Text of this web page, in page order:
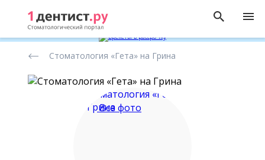
стоматологических
Стоматология «Гета» на Грина
Все фото